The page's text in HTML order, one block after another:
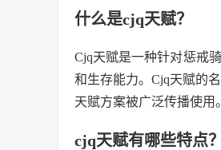
什么是cjq天赋？
Cjq天赋是一种针对惩戒
和生存能力。Cjq天赋的
天赋方案被广泛传播使用。
cjq天赋有哪些特点？